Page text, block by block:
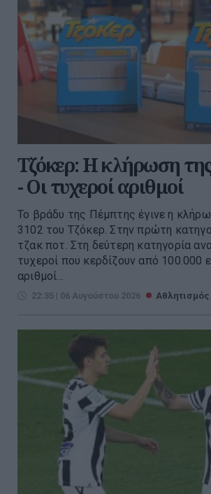
Τζόκερ: Η κλήρωση
- Οι τυχεροί αριθμοί
Το βράδυ της Πέμπτης έγινε η
3102 του Τζόκερ. Στην πρώτη
τζακ ποτ. Στη δεύτερη κατηγορία
τυχεροί που κερδίζουν από 100.000
αριθμοί...
22:35 | 06 Αυγούστου 2026 Αθλητισμός